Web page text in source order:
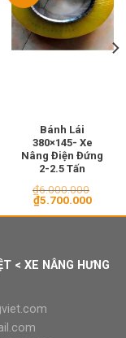
Bánh Lái
380×145- Xe
Nâng Điện Đứng
2-2.5 Tấn
₫6.000.000
Giá
gốc
là:
₫5.700.000Giá
tại
< XE NÂNG HƯNG